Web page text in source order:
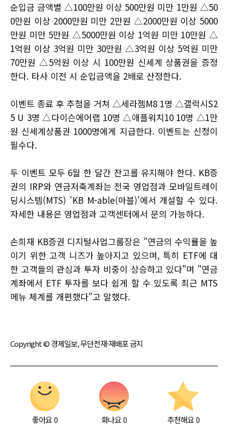
순입금 금액별 △100만원 이상 500만원 미만 1만원 △50
0만원 이상 2000만원 미만 2만원 △2000만원 이상 5000
만원 미만 5만원 △5000만원 이상 1억원 미만 10만원 △
1억원 이상 3억원 미만 30만원 △3억원 이상 5억원 미만
70만원 △5억원 이상 시 100만원 신세계 상품권을 증정
한다. 타사 이전 시 순입금액을 2배로 산정한다.
이벤트 종료 후 추첨을 거쳐 △세라젬M8 1명 △갤럭시S2
5 U 3명 △다이슨에어랩 10명 △애플워치10 10명 △1만
원 신세계상품권 1000명에게 지급한다. 이벤트는 신청이
필수다.
두 이벤트 모두 6월 한 달간 잔고를 유지해야 한다. KB증
권의 IRP와 연금저축계좌는 전국 영업점과 모바일트레이
딩시스템(MTS) 'KB M-able(마블)'에서 개설할 수 있다.
자세한 내용은 영업점과 고객센터에서 문의 가능하다.
손희재 KB증권 디지털사업그룹장은 "연금의 수익률을 높
이기 위한 고객 니즈가 높아지고 있으며, 특히 ETF에 대
한 고객들의 관심과 투자 비중이 상승하고 있다"며 "연금
계좌에서 ETF 투자를 보다 쉽게 할 수 있도록 최근 MTS
메뉴 체계를 개편했다"고 말했다.
Copyright © 경제일보, 무단전재·재배포 금지
좋아요0 화나요0 추천해요 0